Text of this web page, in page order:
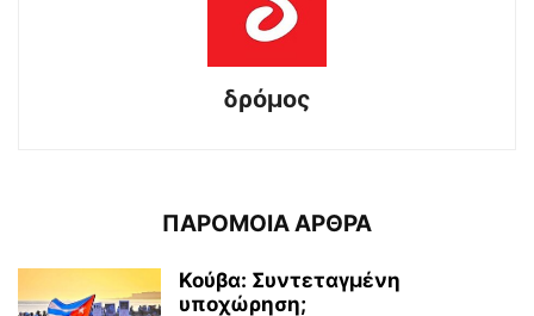
δρόμος
ΠΑΡΟΜΟΙΑ ΑΡΘΡΑ
Κούβα: Συντεταγμένη
υποχώρηση;